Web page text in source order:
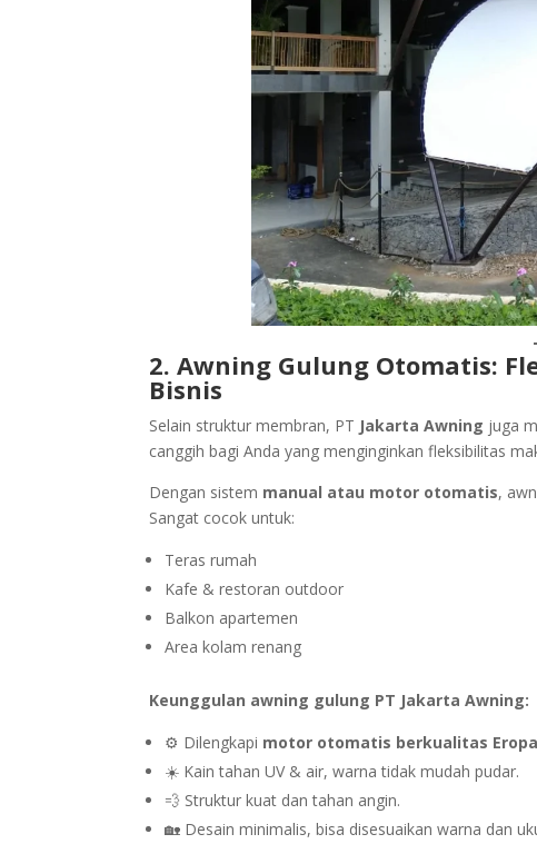
2. Awning Gulung Otomatis:
Bisnis
Selain struktur membran, PT Jakarta Awning juga
canggih bagi Anda yang menginginkan fleksibilitas
Dengan sistem manual atau motor otomatis,
Sangat cocok untuk:
Teras rumah
Kafe & restoran outdoor
Balkon apartemen
Area kolam renang
Keunggulan awning gulung PT Jakarta Awning:
⚙️ Dilengkapi motor otomatis berkualitas Eropa
☀️ Kain tahan UV & air, warna tidak mudah pudar.
💨 Struktur kuat dan tahan angin.
🏡 Desain minimalis, bisa disesuaikan warna dan